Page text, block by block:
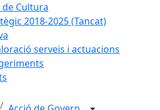
Cultura
2018-2025 (Tancat)
serveis i actuacions